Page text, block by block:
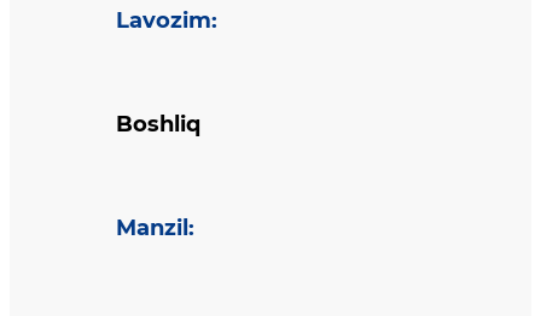
Lavozim:
Boshliq
Manzil :